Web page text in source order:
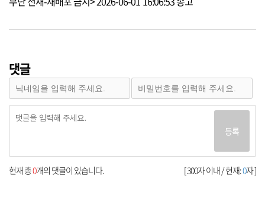
댓글
등록
[ 300자 이내 / 현재:0자 ]
현재 총0개의 댓글이 있습니다.